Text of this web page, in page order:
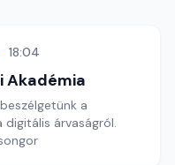
18:04
Akadémia
a
árvaságról.